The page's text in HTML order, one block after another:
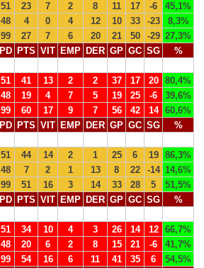
51 23 7 2 8 11 17 -6
45,1%
48 4 0 4 12 10 33 -23
8,3%
99 27 7 6 20 21 50 -29 27,3%
PD PTS VIT EMP DER GP GC SG
%
51 41 13 2 2 37 17 20
80,4%
48 19 4 7 5 19 25 -6
39,6%
99 60 17 9 7 56 42 14
60,6%
PD PTS VIT EMP DER GP GC SG
%
51 44 14 2 1 25 6 19
86,3%
48 7 2 1 13 8 22 -14 14,6%
99 51 16 3 14 33 28 5
51,5%
PD PTS VIT EMP DER GP GC SG
%
51 34 10 4 3 26 14 12
66,7%
48 20 6 2 8 15 21 -6
41,7%
99 54 16 6 11 41 35 6
54,5%